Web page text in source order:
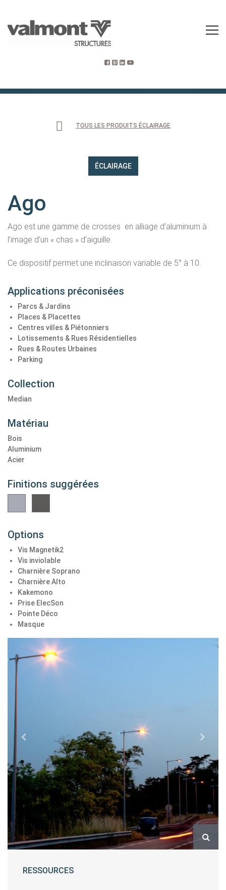
TOUS LES PRODUITS ÉCLAIRAGE
ÉCLAIRAGE
Ago
Ago est une gamme de crosses en alliage d’aluminium à
l’image d’un « chas » d’aiguille.
Ce dispositif permet une inclinaison variable de 5° à 10.
Applications préconisées
Parcs & Jardins
Places & Placettes
Centres villes & Piétonniers
Lotissements & Rues Résidentielles
Rues & Routes Urbaines
Parking
Collection
Median
Matériau
Bois
Aluminium
Acier
Finitions suggérées
Options
Vis Magnetik2
Vis inviolable
Charnière Soprano
Charnière Alto
Kakemono
Prise ElecSon
Pointe Déco
Masque
RESSOURCES